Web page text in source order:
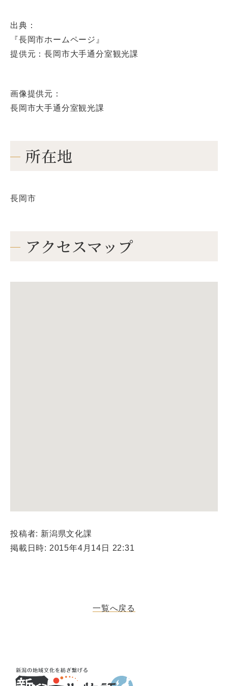
出典：
『長岡市ホームページ』
提供元：長岡市大手通分室観光課
画像提供元：
長岡市大手通分室観光課
所在地
長岡市
アクセスマップ
投稿者: 新潟県文化課
掲載日時: 2015年4月14日 22:31
一覧へ戻る